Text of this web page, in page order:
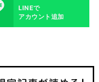
LINEで
アカウント追加